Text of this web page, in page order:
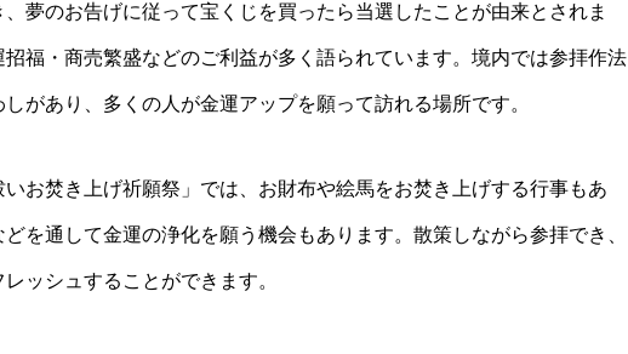
夢のお告げに従って宝くじを買ったら当選したことが由来とされま
福・商売繁盛などのご利益が多く語られています。境内では参拝作法
があり、多くの人が金運アップを願って訪れる場所です。
お焚き上げ祈願祭」では、お財布や絵馬をお焚き上げする行事もあ
を通して金運の浄化を願う機会もあります。散策しながら参拝でき、
ッシュすることができます。